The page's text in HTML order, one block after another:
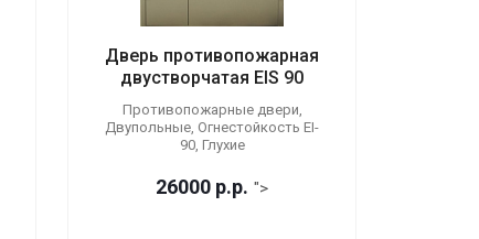
Дверь противопожарная
двустворчатая EIS 90
Противопожарные двери,
Двупольные, Огнестойкость EI-
90, Глухие
26000 р.р. ">